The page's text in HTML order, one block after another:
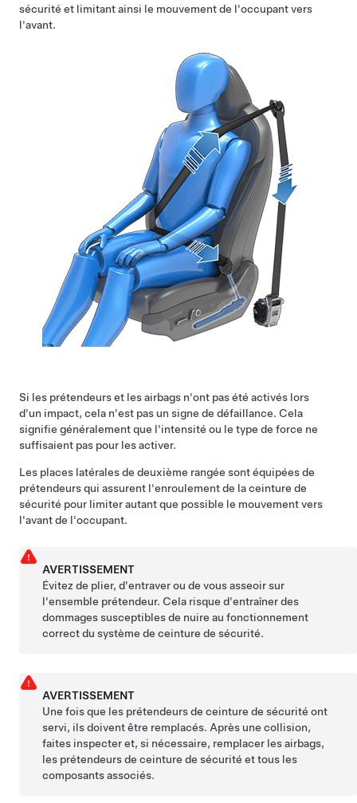
sécurité et limitant ainsi le mouvement de l'occupant vers
l'avant.
Si les prétendeurs et les airbags n'ont pas été activés lors
d'un impact, cela n'est pas un signe de défaillance. Cela
signifie généralement que l'intensité ou le type de force ne
suffisaient pas pour les activer.
Les places latéralesde deuxième rangée sont équipées de
prétendeurs qui assurent l'enroulement de la ceinture de
sécurité pour limiter autant que possible le mouvement vers
l'avant de l'occupant.
AVERTISSEMENT
Évitez de plier, d'entraver ou de vous asseoir sur
l'ensemble prétendeur. Cela risque d'entraîner des
dommages susceptibles de nuire au fonctionnement
correct du système de ceinture de sécurité.
AVERTISSEMENT
Une fois que les prétendeurs de ceinture de sécurité ont
servi, ils doivent être remplacés. Après une collision,
faites inspecter et, si nécessaire, remplacer les airbags,
les prétendeurs de ceinture de sécurité et tous les
composants associés.